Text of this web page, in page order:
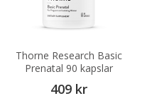
Thorne Research Basic
Prenatal 90 kapslar
409 kr